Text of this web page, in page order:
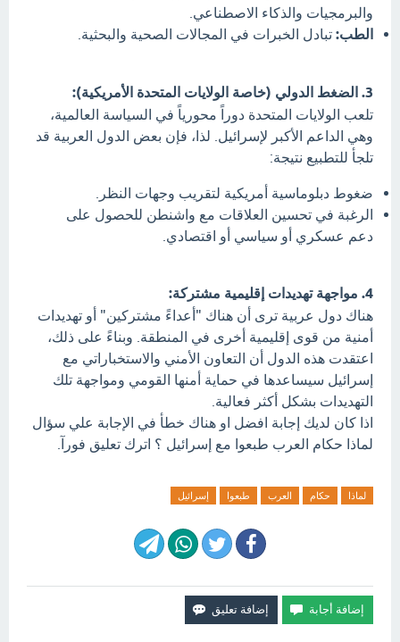
والبرمجيات والذكاء الاصطناعي.
الطب: تبادل الخبرات في المجالات الصحية والبحثية.
3. الضغط الدولي (خاصة الولايات المتحدة الأمريكية):
تلعب الولايات المتحدة دوراً محورياً في السياسة العالمية،
وهي الداعم الأكبر لإسرائيل. لذا، فإن بعض الدول العربية قد
تلجأ للتطبيع نتيجة:
ضغوط دبلوماسية أمريكية لتقريب وجهات النظر.
الرغبة في تحسين العلاقات مع واشنطن للحصول على
دعم عسكري أو سياسي أو اقتصادي.
4. مواجهة تهديدات إقليمية مشتركة:
هناك دول عربية ترى أن هناك "أعداءً مشتركين" أو تهديدات
أمنية من قوى إقليمية أخرى في المنطقة. وبناءً على ذلك،
اعتقدت هذه الدول أن التعاون الأمني والاستخباراتي مع
إسرائيل سيساعدها في حماية أمنها القومي ومواجهة تلك
التهديدات بشكل أكثر فعالية.
اذا كان لديك إجابة افضل او هناك خطأ في الإجابة علي سؤال
لماذا حكام العرب طبعوا مع إسرائيل ؟ اترك تعليق فورآ.
لماذا حكام العرب طبعوا إسرائيل